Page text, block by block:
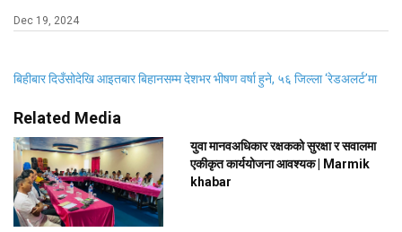
Dec 19, 2024
बिहीबार दिउँसोदेखि आइतबार बिहानसम्म देशभर भीषण वर्षा हुने, ५६ जिल्ला ‘रेडअलर्ट’मा
Related Media
युवा मानवअधिकार रक्षकको सुरक्षा र सवालमा
एकीकृत कार्ययोजना आवश्यक | Marmik
khabar